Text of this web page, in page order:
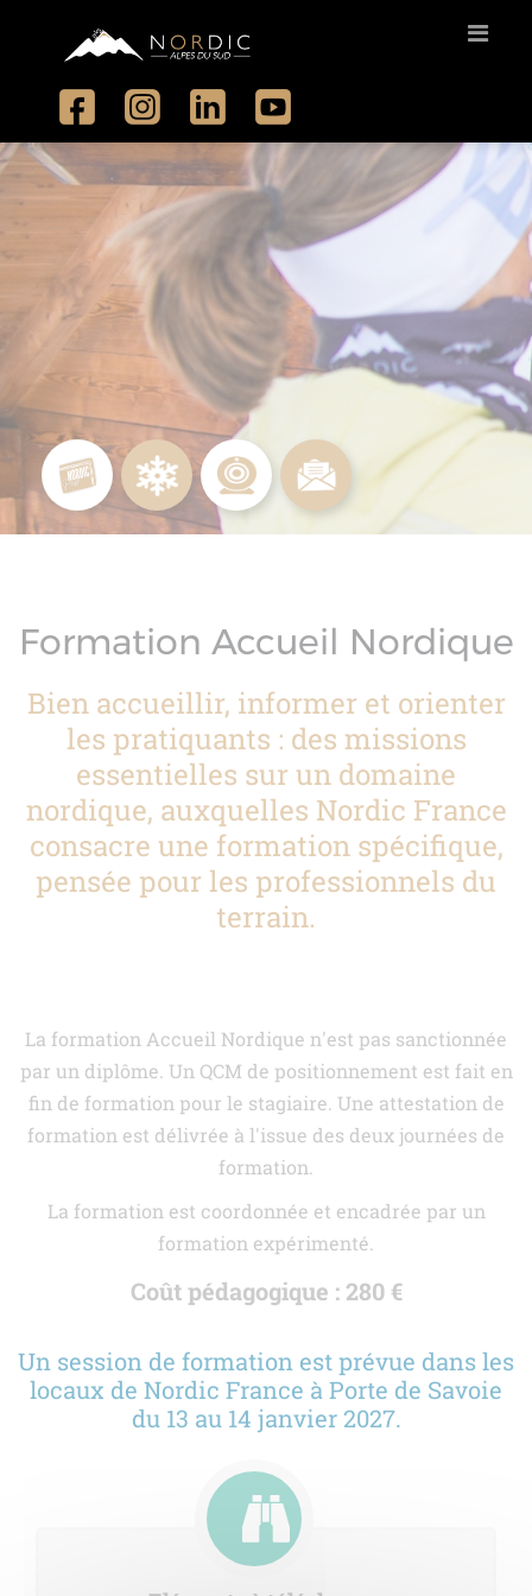
Formation Accueil Nordique
Bien accueillir, informer et orienter
les pratiquants : des missions
essentielles sur un domaine
nordique, auxquelles Nordic France
consacre une formation spécifique,
pensée pour les professionnels du
terrain.
La formation Accueil Nordique n'est pas sanctionnée
par un diplôme. Un QCM de positionnement est fait en
fin de formation pour le stagiaire. Une attestation de
formation est délivrée à l'issue des deux journées de
formation.
La formation est coordonnée et encadrée par un
formation expérimenté.
Coût pédagogique : 280 €
Un session de formation est prévue dans les
locaux de Nordic France à Porte de Savoie
du 13 au 14 janvier 2027.